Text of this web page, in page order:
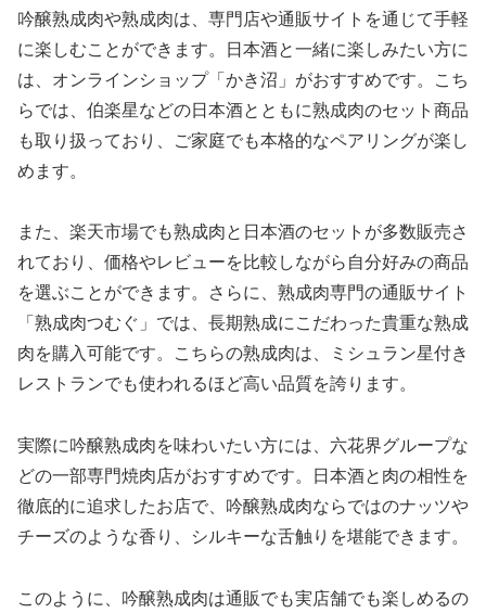
吟醸熟成肉や熟成肉は、専門店や通販サイトを通じて手軽
に楽しむことができます。日本酒と一緒に楽しみたい方に
は、オンラインショップ「かき沼」がおすすめです。こち
らでは、伯楽星などの日本酒とともに熟成肉のセット商品
も取り扱っており、ご家庭でも本格的なペアリングが楽し
めます。
また、楽天市場でも熟成肉と日本酒のセットが多数販売さ
れており、価格やレビューを比較しながら自分好みの商品
を選ぶことができます。さらに、熟成肉専門の通販サイト
「熟成肉つむぐ」では、長期熟成にこだわった貴重な熟成
肉を購入可能です。こちらの熟成肉は、ミシュラン星付き
レストランでも使われるほど高い品質を誇ります。
実際に吟醸熟成肉を味わいたい方には、六花界グループな
どの一部専門焼肉店がおすすめです。日本酒と肉の相性を
徹底的に追求したお店で、吟醸熟成肉ならではのナッツや
チーズのような香り、シルキーな舌触りを堪能できます。
このように、吟醸熟成肉は通販でも実店舗でも楽しめるの